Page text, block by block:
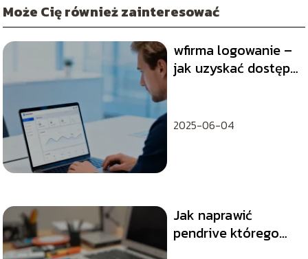
Może Cię również zainteresować
wfirma logowanie –
jak uzyskać dostęp
2025-06-04
Jak naprawić
pendrive którego